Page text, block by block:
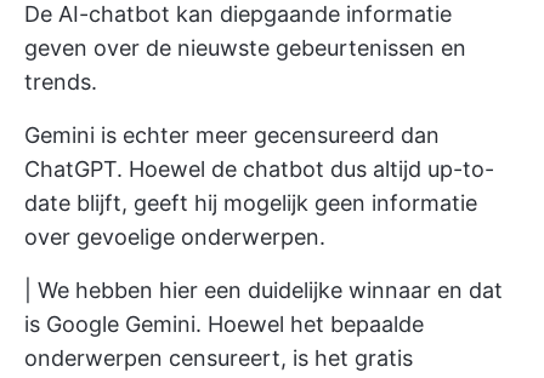
De AI-chatbot kan diepgaande informatie
geven over de nieuwste gebeurtenissen en
trends.
Gemini is echter meer gecensureerd dan
ChatGPT. Hoewel de chatbot dus altijd up-to-
date blijft, geeft hij mogelijk geen informatie
over gevoelige onderwerpen.
| We hebben hier een duidelijke winnaar en dat
is Google Gemini. Hoewel het bepaalde
onderwerpen censureert, is het gratis